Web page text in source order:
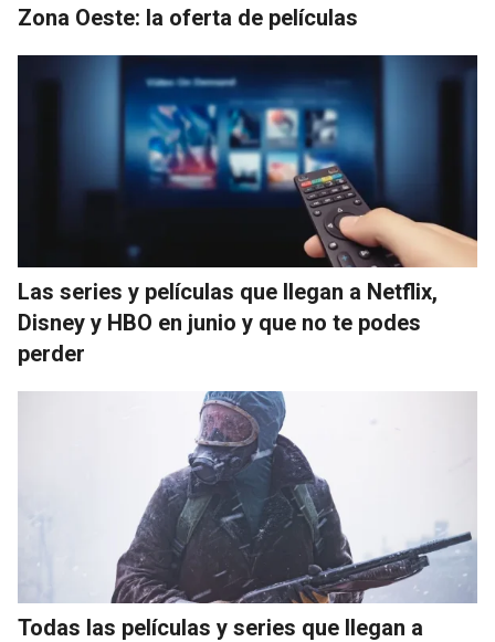
Zona Oeste: la oferta de películas
Las series y películas que llegan a Netflix,
Disney y HBO en junio y que no te podes
perder
Todas las películas y series que llegan a